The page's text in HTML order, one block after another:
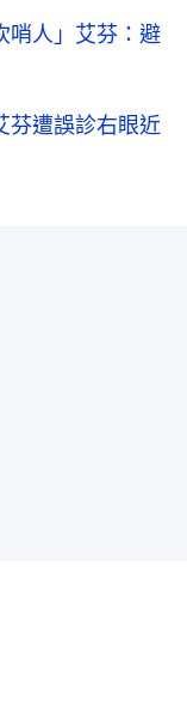
人」艾芬：避
遭誤診右眼近